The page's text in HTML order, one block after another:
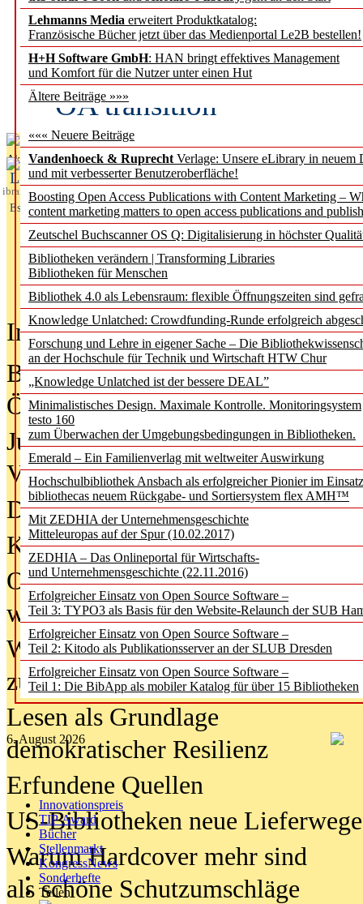
Lehmanns Media erweitert Produktkatalog:
Französische Bücher jetzt über das Medienportal Le2B bestellen!
H+H Software GmbH: HAN bringt effektives Management
und Komfort für die Nutzer unter einen Hut
Ältere Beiträge »»»
««« Neuere Beiträge
Vandenhoeck & Ruprecht Verlage: Unsere eLibrary in neuem
und mit verbesserter Benutzeroberfläche!
Boosting Open Access Publications with Content Marketing –
content marketing matters to open access publications and
Zeutschel Buchscanner OS Q: Digitalisierung in höchster
Bibliotheken verändern | Transforming Libraries
Bibliotheken für Menschen
Bibliothek 4.0 als Lebensraum: flexible Öffnungszeiten sind
Knowledge Unlatched: Crowdfunding-Runde erfolgreich
Forschung und Lehre in eigener Sache – Die
an der Hochschule für Technik und Wirtschaft HTW Chur
„Knowledge Unlatched ist der bessere DEAL”
Minimalistisches Design. Maximale Kontrolle. Monitoringsystem
testo 160
zum Überwachen der Umgebungsbedingungen in Bibliotheken.
Emerald – Ein Familienverlag mit weltweiter Auswirkung
Hochschulbibliothek Ansbach als erfolgreicher Pionier im
bibliothecas neuem Rückgabe- und Sortiersystem flex AMH™
Mit ZEDHIA der Unternehmensgeschichte
Mitteleuropas auf der Spur (10.02.2017)
ZEDHIA – Das Onlineportal für Wirtschafts-
und Unternehmensgeschichte (22.11.2016)
Erfolgreicher Einsatz von Open Source Software –
Teil 3: TYPO3 als Basis für den Website-Relaunch der SUB
Erfolgreicher Einsatz von Open Source Software –
Teil 2: Kitodo als Publikationsserver an der SLUB Dresden
Erfolgreicher Einsatz von Open Source Software –
Teil 1: Die BibApp als mobiler Katalog für über 15 Bibliotheken
6. August 2026
Innovationspreis
TIP Award
Bücher
Stellenmarkt
KongressNews
Sonderhefte
Teilen
Fifth Open Access
transformative
OA transition
Aktuelles aus
L
ibrary
Essentials
In der Ausgabe05/2026(Juni/Juli
Bürgerforum fordert mehr
Öffentlichkeit
Jugendliche wollen besseren
Verbote
Digitale Langzeit­archi­vierung
KI-Chatbots werden Teil der
Offene Infrastrukturen für
wissenschaftliche
Warum die Debatte über KI-Texte
zu kurz greift
Lesen als Grundlage
demokratischer Resilienz
Erfundene Quellen
US-Bibliotheken neue Lieferwege
Warum Hardcover mehr sind
als schöne Schutzumschläge